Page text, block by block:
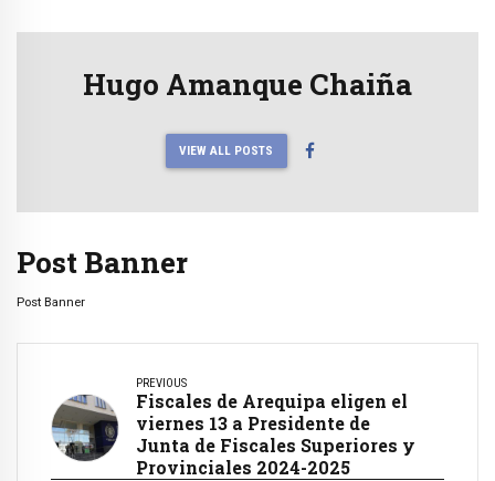
Hugo Amanque Chaiña
VIEW ALL POSTS
Post Banner
Post Banner
PREVIOUS
Fiscales de Arequipa eligen el
viernes 13 a Presidente de
Junta de Fiscales Superiores y
Provinciales 2024-2025